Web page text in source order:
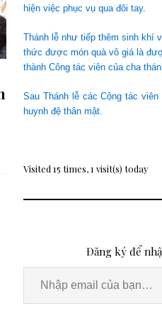
hiện việc phục vụ qua đôi tay.
Thánh lễ như tiếp thêm sinh khí
thức được món quà vô giá là
thành Công tác viên của cha
Sau Thánh lễ các Cộng tác
huynh đệ thân mật.
Visited 15 times, 1 visit(s) today
Đăng ký để